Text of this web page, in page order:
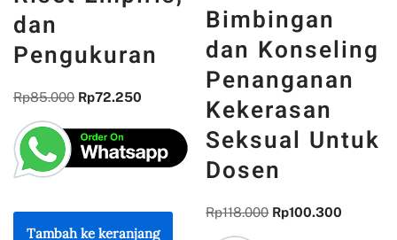
dan
Pengukuran
Rp85.000 Rp72.250
Tambah ke keranjang
Bimbingan
dan Konseling
Penanganan
Kekerasan
Seksual Untuk
Dosen
Rp118.000 Rp100.300